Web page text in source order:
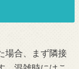
場合、まず隣接